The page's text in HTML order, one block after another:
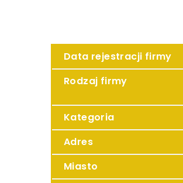
Data rejestracji firmy
Rodzaj firmy
Kategoria
Adres
Miasto